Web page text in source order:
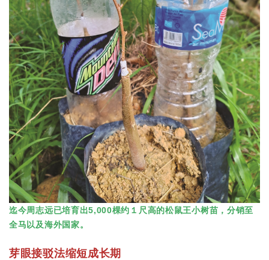
迄今周志远已培育出5,000棵约１尺高的松鼠王小树苗，分销至
全马以及海外国家。
芽眼接驳法缩短成长期